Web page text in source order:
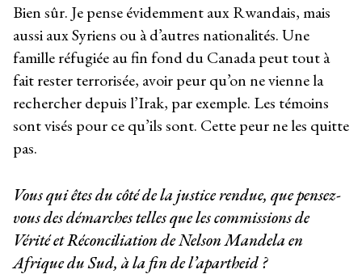
Bien sûr. Je pense évidemment aux Rwandais, mais
aussi aux Syriens ou à d’autres nationalités. Une
famille réfugiée au fin fond du Canada peut tout à
fait rester terrorisée, avoir peur qu’on ne vienne la
rechercher depuis l’Irak, par exemple. Les témoins
sont visés pour ce qu’ils sont. Cette peur ne les quitte
pas.
Vous qui êtes du côté de la justice rendue, que pensez-
vous des démarches telles que les commissions de
Vérité et Réconciliation de Nelson Mandela en
Afrique du Sud, à la fin de l’apartheid ?